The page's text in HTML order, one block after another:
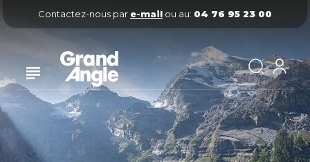
Contactez-nous par e-mail ou au: 04 76 95 23 00